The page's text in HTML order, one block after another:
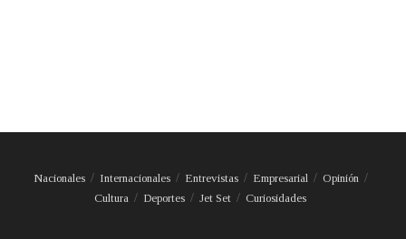
Nacionales Internacionales Entrevistas Empresarial
Opinión
Cultura
Deportes Jet Set Curiosidades